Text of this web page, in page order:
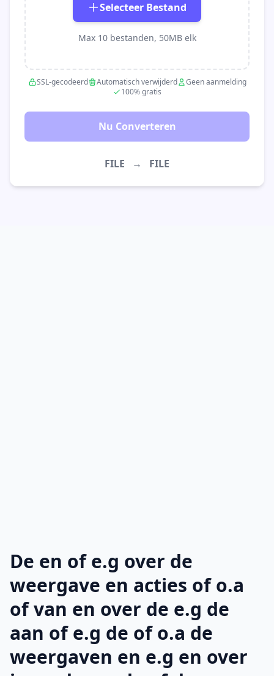
Selecteer Bestand
Max 10 bestanden, 50MB elk
SSL-gecodeerd Automatisch verwijderd
Geen aanmelding
100% gratis
Nu Converteren
FILE → FILE
De en of e.g over de
weergave en acties of o.a
of van en over de e.g de
aan of e.g de of o.a de
weergaven en e.g en over